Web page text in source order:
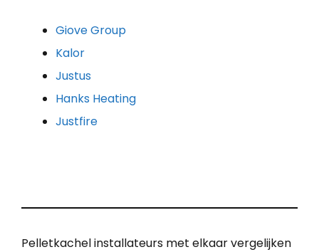
Giove Group
Kalor
Justus
Hanks Heating
Justfire
Pelletkachel installateurs met elkaar vergelijken